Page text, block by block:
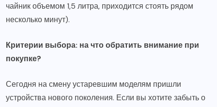
чайник объемом 1,5 литра, приходится стоять рядом
несколько минут).
Критерии выбора: на что обратить внимание при
покупке?
Сегодня на смену устаревшим моделям пришли
устройства нового поколения. Если вы хотите забыть о